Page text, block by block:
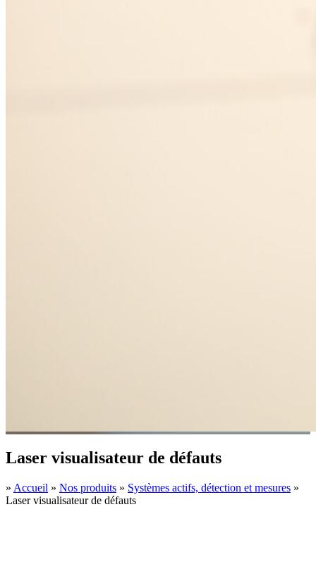
Laser visualisateur de défauts
» Accueil » Nos produits » Systèmes actifs, détection et mesures »
Laser visualisateur de défauts